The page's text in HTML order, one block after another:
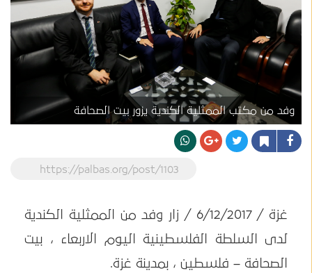
وفد من مكتب الممثلية الكندية يزور بيت الصحافة
https://palbas.org/post/1103
غزة / 6/12/2017 / زار وفد من الممثلية الكندية
لدى السلطة الفلسطينية اليوم الاربعاء ، بيت
الصحافة – فلسطين ، بمدينة غزة.